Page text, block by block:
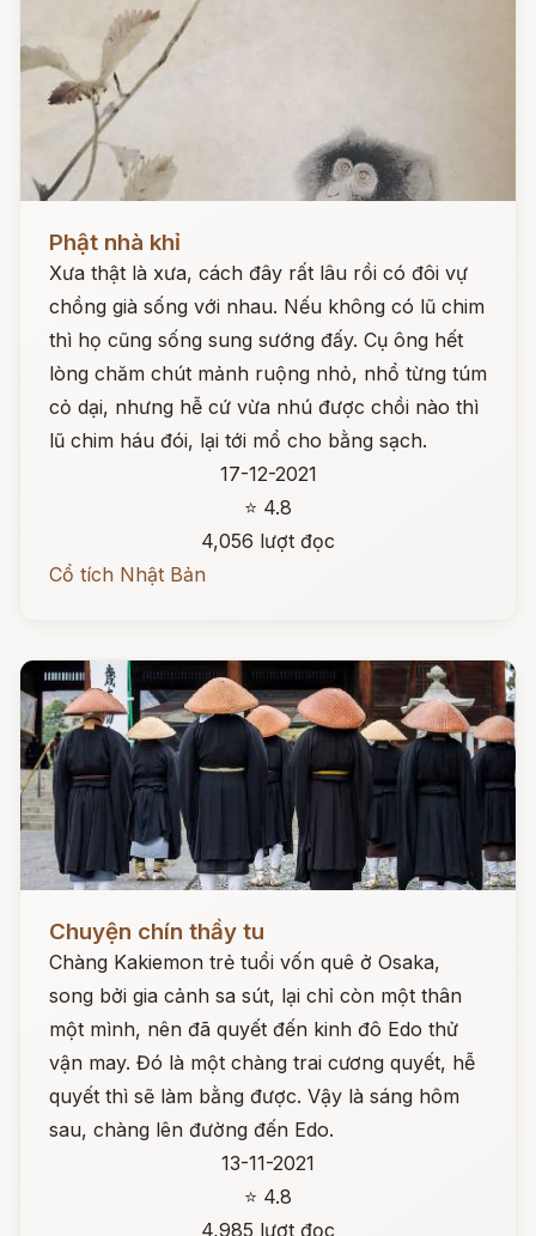
Phật nhà khỉ
Xưa thật là xưa, cách đây rất lâu rồi có đôi vự
chồng già sống với nhau. Nếu không có lũ chim
thì họ cũng sống sung sướng đấy. Cụ ông hết
lòng chăm chút mảnh ruộng nhỏ, nhổ từng túm
cỏ dại, nhưng hễ cứ vừa nhú được chồi nào thì
lũ chim háu đói, lại tới mổ cho bằng sạch.
17-12-2021
⭐ 4.8
4,056 lượt đọc
Cổ tích Nhật Bản
Chuyện chín thầy tu
Chàng Kakiemon trẻ tuổi vốn quê ở Osaka,
song bởi gia cảnh sa sút, lại chỉ còn một thân
một mình, nên đã quyết đến kinh đô Edo thử
vận may. Đó là một chàng trai cương quyết, hễ
quyết thì sẽ làm bằng được. Vậy là sáng hôm
sau, chàng lên đường đến Edo.
13-11-2021
⭐ 4.8
4,985 lượt đọc